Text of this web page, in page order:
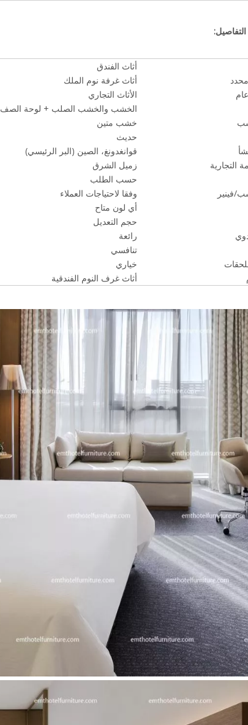
أثاث الفندق
أثاث غرفة نوم الملك
الأثاث التجاري
الخشب والخشب الصلب + لوحة الصف E1 + Venner
خشب متين
حديث
قوانغدونغ، الصين (البر الرئيسي)
التجارية
زميل الشرق
حسب الطلب
فينير
وفقا لاحتياجات العملاء
أي لون متاح
حجم التعديل
رائعة
تنافسي
خياري
أثاث غرف النوم الفندقية